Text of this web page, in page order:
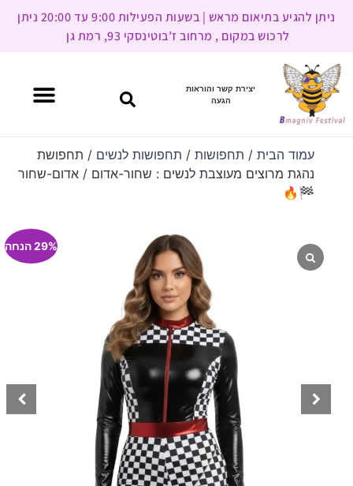
ניתן להגיע בתיאום מראש | בשעות הפעילות 9:00 עד 20:00 ניתן
לרכוש במקום , מרחוב ז’בוטינסקי 93, רמת גן
יצירת קשר והוראות
הגעה
עמוד הבית/ תחפושות/ תחפושות לנשים / תחפושת
נהגת מרוצים מעוצבת לנשים : שחור-אדום / אדום-שחור
🏁🔥
29% הנחה